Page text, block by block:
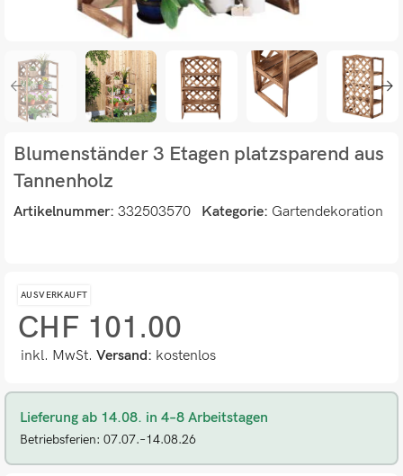
Blumenständer 3 Etagen platzsparend aus
Tannenholz
Artikelnummer: 332503570 Kategorie: Gartendekoration
AUSVERKAUFT
CHF 101.00
inkl. MwSt. Versand: kostenlos
Lieferung ab 14.08. in 4–8 Arbeitstagen
Betriebsferien: 07.07.–14.08.26